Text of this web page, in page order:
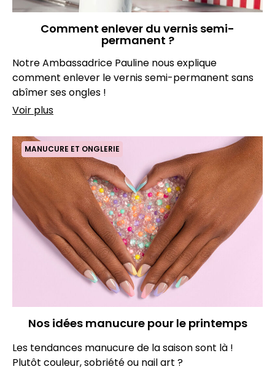
Comment enlever du vernis semi-
permanent ?
Notre Ambassadrice Pauline nous explique
comment enlever le vernis semi-permanent sans
abîmer ses ongles !
Voir plus
MANUCURE ET ONGLERIE
Nos idées manucure pour le printemps
Les tendances manucure de la saison sont là !
Plutôt couleur, sobriété ou nail art ?